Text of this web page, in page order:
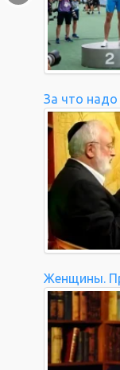
За что
Женщины.